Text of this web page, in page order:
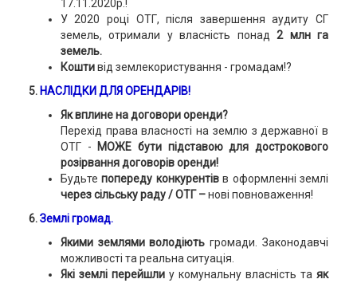
17.11.2020р.!
У 2020 році ОТГ, після завершення аудиту СГ
земель, отримали у власність понад2 млн га
земель.
Коштивід землекористування - громадам!?
5. НАСЛІДКИ ДЛЯ ОРЕНДАРІВ!
Як вплине на договори оренди?
Перехід права власності на землю з державної в
ОТГ - МОЖЕ бути підставою для дострокового
розірвання договорів оренди!
Будьтепопереду конкурентівв оформленні землі
через сільську раду / ОТГ –нові повноваження!
6.Землі громад.
Якими землями володіютьгромади. Законодавчі
можливості та реальна ситуація.
Які землі перейшли у комунальну власність таяк